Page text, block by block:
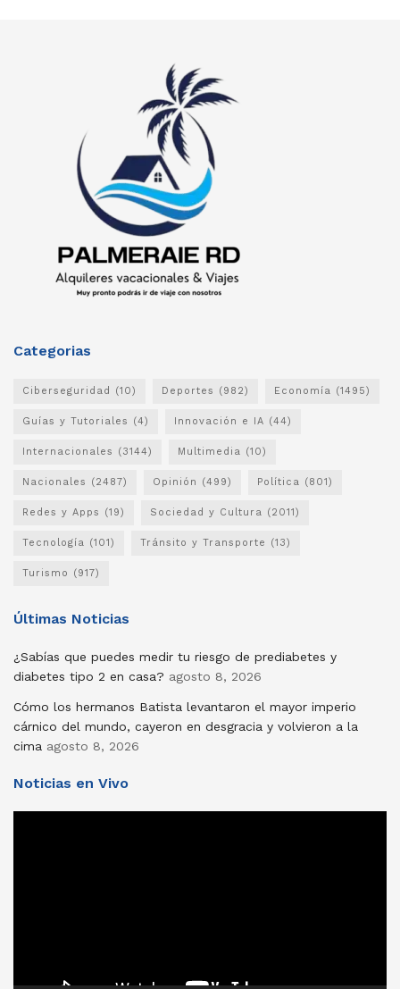
Categorias
Ciberseguridad (10) Deportes (982) Economía (1495)
Guías y Tutoriales (4) Innovación e IA (44)
Internacionales (3144) Multimedia (10)
Nacionales (2487) Opinión (499) Política (801)
Redes y Apps (19) Sociedad y Cultura (2011)
Tecnología (101) Tránsito y Transporte (13)
Turismo (917)
Últimas Noticias
¿Sabías que puedes medir tu riesgo de prediabetes y
diabetes tipo 2 en casa? agosto 8, 2026
Cómo los hermanos Batista levantaron el mayor imperio
cárnico del mundo, cayeron en desgracia y volvieron a la
cima agosto 8, 2026
Noticias en Vivo